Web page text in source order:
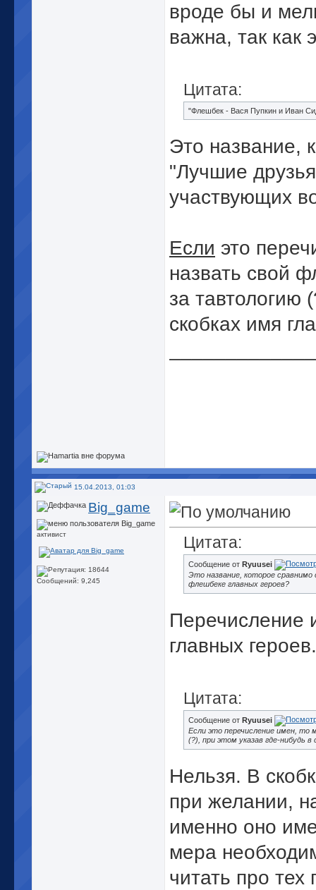
вроде бы и
важна, так как
Цитата:
"Флешбек - Вася Пупкин и Иван
Это название,
"Лучшие
участвующих
Если это
назвать свой
за тавтологию
скобках имя
15.04.2013, 01:03
Big_game
активист
Сообщений: 9,245
Цитата:
Сообщение от Ryuusei
Это название, которое сравнимо
флешбеке главных героев?
Перечисление
главных героев.
Цитата:
Сообщение от Ryuusei
Если это перечисление имен,
(?), при этом указав где-нибудь в
Нельзя. В
при желании,
именно оно
мера
читать про